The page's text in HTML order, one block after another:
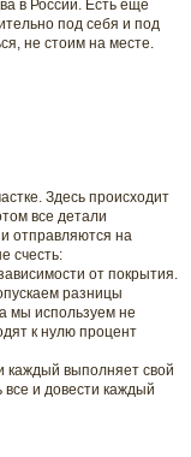
в России. Есть еще
под себя и под
не стоим на месте.
Здесь происходит
все детали
отправляются на
счесть:
от покрытия.
разницы
мы используем не
к нулю процент
каждый выполняет свой
и довести каждый